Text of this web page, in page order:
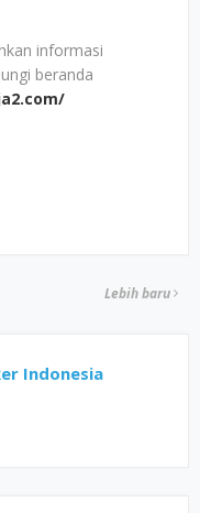
informasi
beranda
Lebih baru
Indonesia